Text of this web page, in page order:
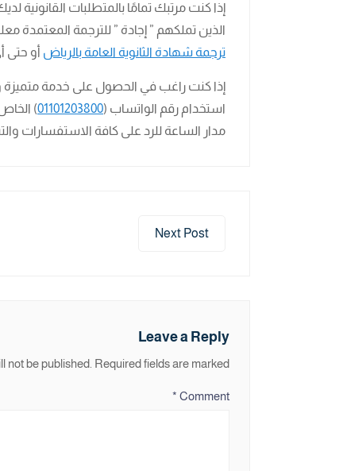
إذا كنت مرتبك تمامًا بالمتطلبات
الذين تملكهم ” إجادة ” للترجمة
ترجمة شهادة الثانوية العامة بالرياض أو حتى
إذا كنت راغب في الحصول على خدمة متميزة
استخدام رقم الواتساب (01101203800
)
مدار الساعة للرد على كافة الاستفسارات
Next Post
Leave a Reply
not be published. Required fields are marked
Comment
*